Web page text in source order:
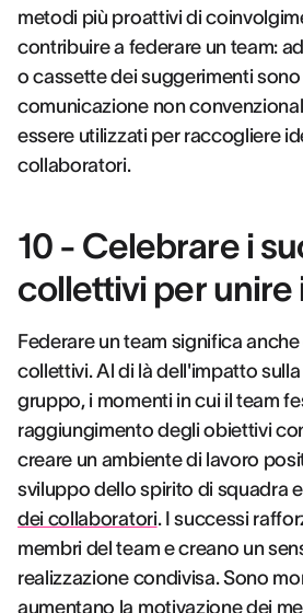
metodi più proattivi di
contribuire a federare un team:
o cassette dei suggerimenti
comunicazione non
essere utilizzati per raccogliere
collaboratori.
10 - Celebrare i
collettivi per unire
Federare un team significa
collettivi. Al di là dell'impatto
gruppo, i momenti in cui il team
raggiungimento degli obiettivi
creare un ambiente di lavoro
sviluppo dello spirito di squadra
dei collaboratori. I successi
membri del team e creano un
realizzazione condivisa. Sono
aumentano la motivazione dei